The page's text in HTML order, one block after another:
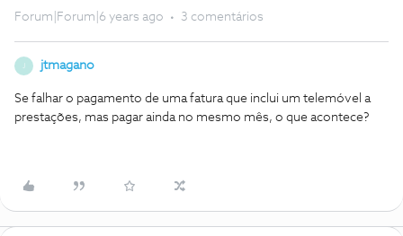
Forum|Forum|6 years ago 3 comentários
jtmagano
Se falhar o pagamento de uma fatura que inclui um telemóvel a
prestações, mas pagar ainda no mesmo mês, o que acontece?